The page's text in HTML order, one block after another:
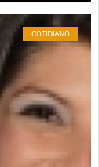
COTIDIANO